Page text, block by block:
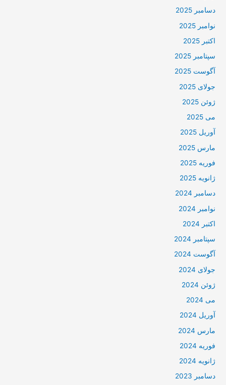
دسامبر 2025
نوامبر 2025
اکتبر 2025
سپتامبر 2025
آگوست 2025
جولای 2025
ژوئن 2025
می 2025
آوریل 2025
مارس 2025
فوریه 2025
ژانویه 2025
دسامبر 2024
نوامبر 2024
اکتبر 2024
سپتامبر 2024
آگوست 2024
جولای 2024
ژوئن 2024
می 2024
آوریل 2024
مارس 2024
فوریه 2024
ژانویه 2024
دسامبر 2023